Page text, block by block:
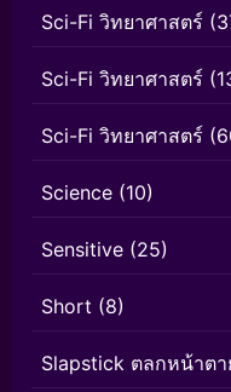
Sci-Fi วิทยาศาสตร์
Sci-Fi วิทยาศาสตร์
Sci-Fi วิทยาศาสตร์
Science (10)
Sensitive (25)
Short (8)
Slapstick ตลกหน้าตา